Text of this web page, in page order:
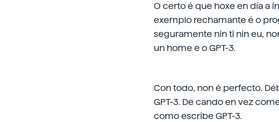
Ocerto é que hoxe en día a
exemplo rechamante é o
seguramente nin ti nin eu,
un home e o GPT-3.
Con todo, non é perfecto.
GPT-3. De cando en vez
como escribe GPT-3.